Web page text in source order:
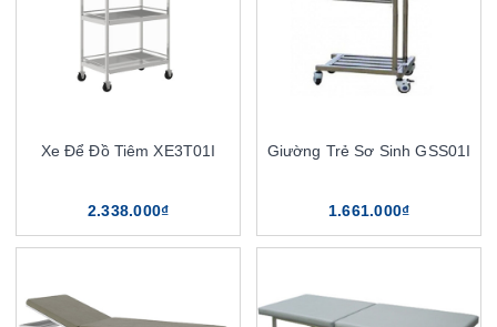
Xe Để Đồ Tiêm XE3T01I
2.338.000₫
Giường Trẻ Sơ Sinh GSS01I
1.661.000₫